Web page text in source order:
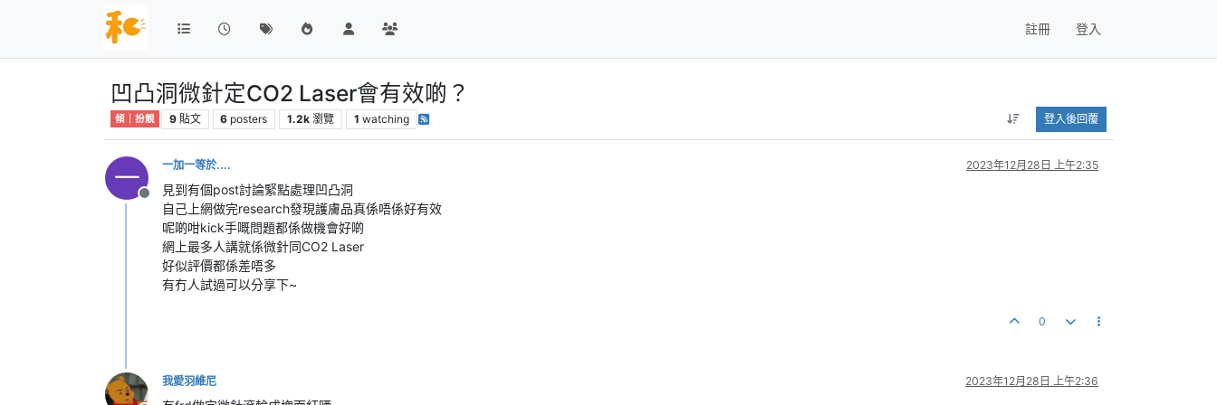
註冊 登入
凹凸洞微針定CO2 Laser會有效啲？
傾｜扮靚 9 貼文 6 posters 1.2k 瀏覽 1 watching 登入後回覆
一
離線
一加一等於.... 2023年12月28日 上午2:35
見到有個post討論緊點處理凹凸洞
自己上網做完research發現護膚品真係唔係好有效
呢啲咁kick手嘅問題都係做機會好啲
網上最多人講就係微針同CO2 Laser
好似評價都係差唔多
有冇人試過可以分享下~
0
我愛羽維尼 2023年12月28日 上午2:36